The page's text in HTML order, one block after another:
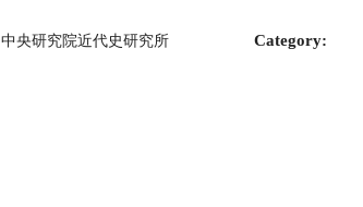
中央研究院近代史研究所 Category: